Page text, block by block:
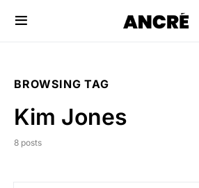
BROWSING TAG
Kim Jones
8 posts